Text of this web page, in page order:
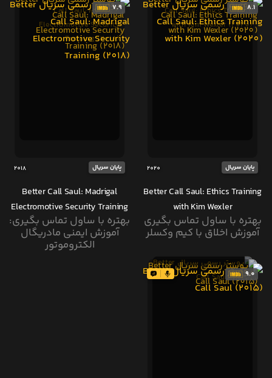
8.1
پایان سریال 2020
Better Call Saul: Ethics Training
with Kim Wexler
بهتره با ساول تماس بگیری
آموزش اخلاق با کیم وکسلر
7.9
پایان سریال 2018
Better Call Saul: Madrigal
Electromotive Security Training
بهتره با ساول تماس بگیری:
آموزش ایمنی مادریگال
الکتروموتور
9.0